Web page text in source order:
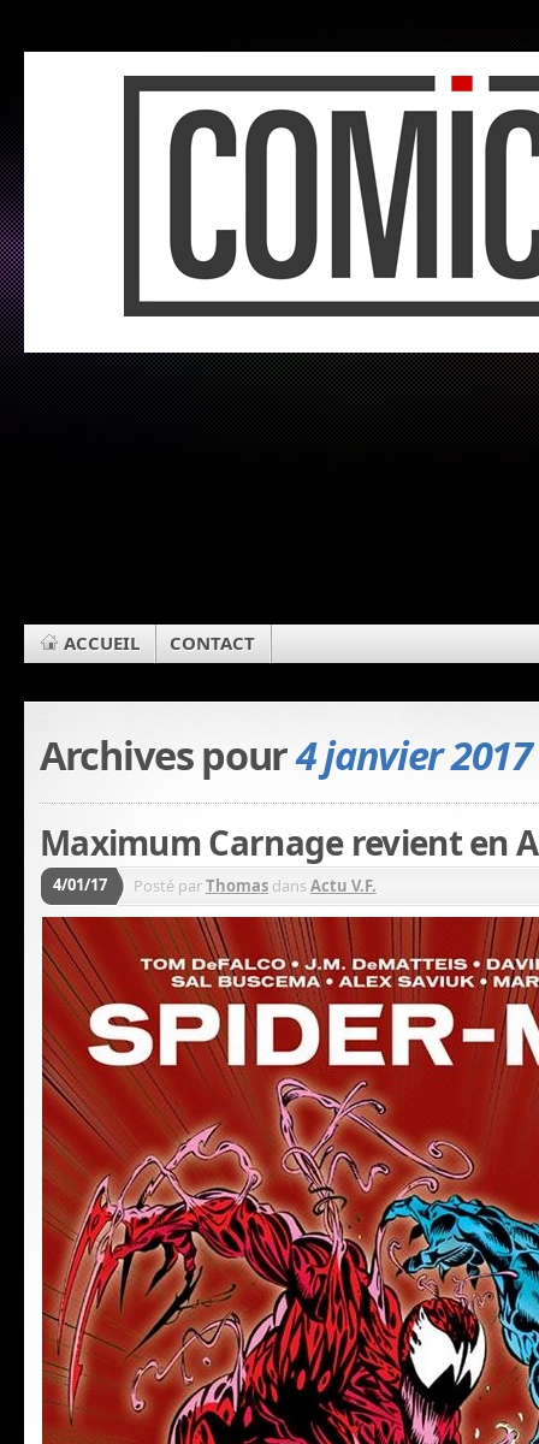
ACCUEIL CONTACT
Archives pour4 janvier 2017
Maximum Carnage revient en
4/01/17 Posté parThomas dansActu V.F.